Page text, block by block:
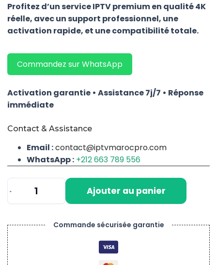
Profitez d’un service IPTV premium en qualité 4K
réelle, avec un support professionnel, une
activation rapide, et une compatibilité totale.
Commandez sur WhatsApp
Activation garantie • Assistance 7j/7 • Réponse
immédiate
Contact & Assistance
Email :contact@iptvmarocpro.com
WhatsApp : +212 663 789 556
quantité
Maroc
4K
03
Ajouter au panier
Commande sécurisée garantie